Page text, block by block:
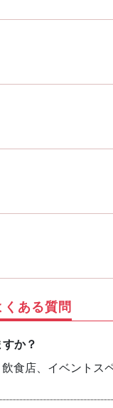
くある質問
か？
食店、イベントス